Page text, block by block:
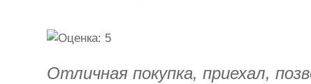
Отличная покупка, приехал,